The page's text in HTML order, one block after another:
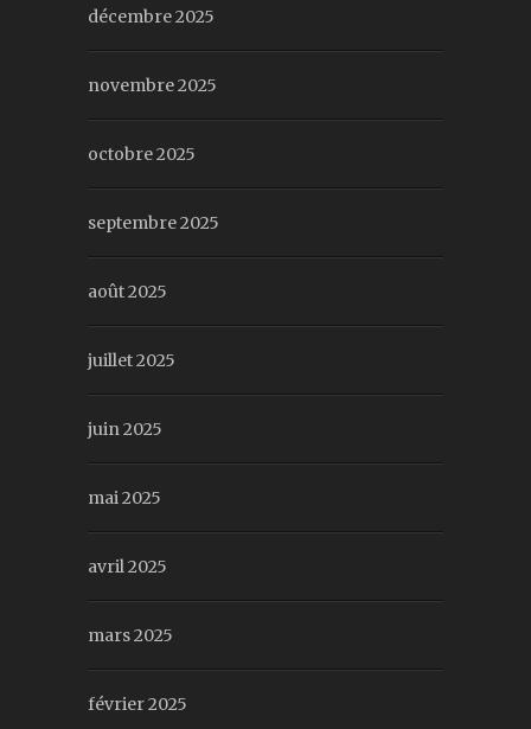
décembre 2025
novembre 2025
octobre 2025
septembre 2025
août 2025
juillet 2025
juin 2025
mai 2025
avril 2025
mars 2025
février 2025